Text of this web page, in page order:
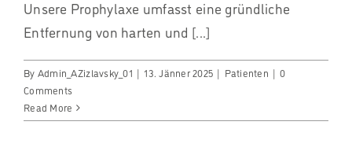
Unsere Prophylaxe umfasst eine gründliche
Entfernung von harten und [...]
By Admin_AZizlavsky_01 | 13. Jänner 2025 | Patienten | 0
Comments
Read More